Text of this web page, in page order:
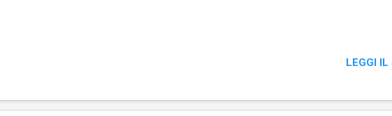
LEGGI IL